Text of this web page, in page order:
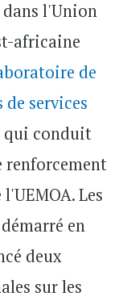
l'Union
africaine
de
services
qui conduit
renforcement
Les
en
deux
sur les